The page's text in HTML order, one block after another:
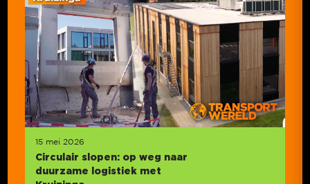
15 mei 2026
Circulair slopen: op weg naar
duurzame logistiek met